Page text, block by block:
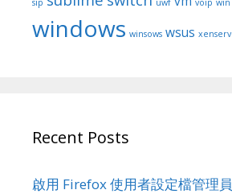
sip uwf voip win
windows winsows wsus
Recent Posts
啟用 Firefox 使用者設定檔管理